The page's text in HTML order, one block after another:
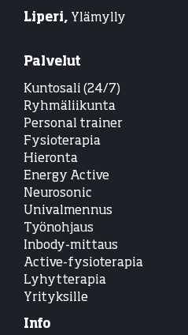
Liperi, Ylämylly
Palvelut
Kuntosali (24/7)
Ryhmäliikunta
Personal trainer
Fysioterapia
Hieronta
Energy Active
Neurosonic
Univalmennus
Työnohjaus
Inbody-mittaus
Active-fysioterapia
Lyhytterapia
Yrityksille
Info